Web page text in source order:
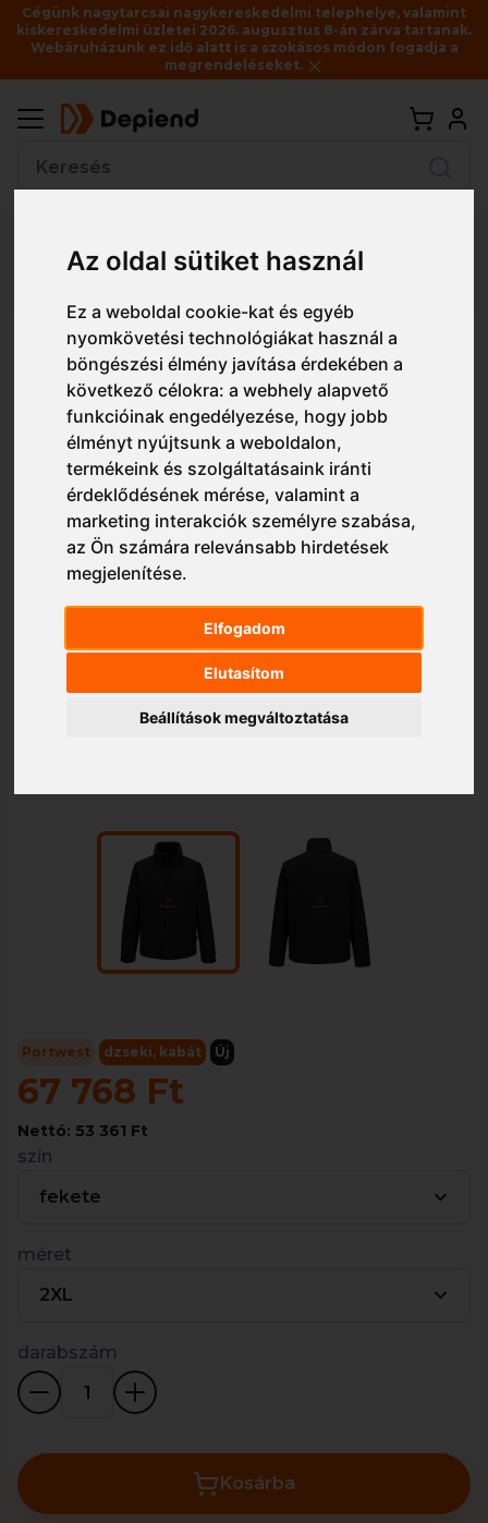
Az oldal sütiket használ
Ez a weboldal cookie-kat és egyéb
nyomkövetési technológiákat használ a
böngészési élmény javítása érdekében a
következő célokra:a webhely alapvető
funkcióinak engedélyezése, hogy jobb
élményt nyújtsunk a weboldalon,
termékeink és szolgáltatásaink iránti
érdeklődésének mérése, valamint a
marketing interakciók személyre szabása,
az Ön számára relevánsabb hirdetések
megjelenítése.
Elfogadom
Elutasítom
Beállítások megváltoztatása
Cégünk nagytarcsai nagykereskedelmi telephelye, valamint
kiskereskedelmi üzletei 2026. augusztus 8-án zárva tartanak.
Webáruházunk ez idő alatt is a szokásos módon fogadja a
megrendeléseket.
Részletes nézet Egyszerű nézet
S647 Portwest Fűthető softshell
dzseki
Portwest dzseki, kabát Új
67 768 Ft
Nettó: 53 361 Ft
szín
fekete
méret
2XL
darabszám
Kosárba